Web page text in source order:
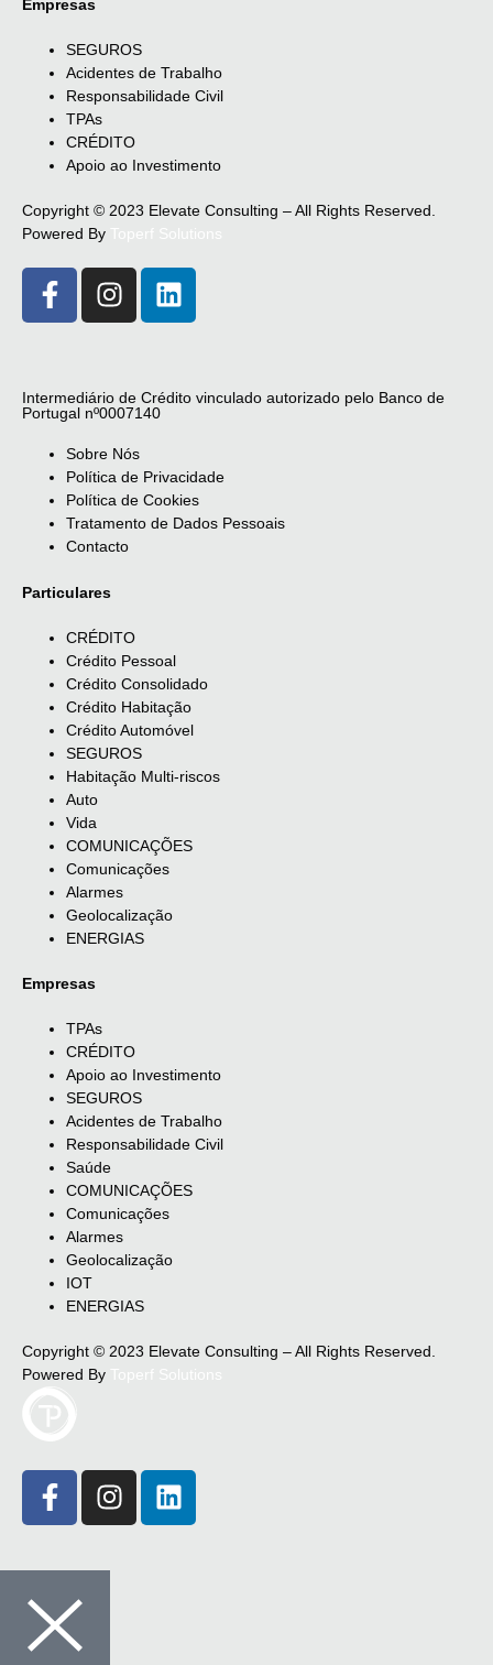
Empresas
SEGUROS
Acidentes de Trabalho
Responsabilidade Civil
TPAs
CRÉDITO
Apoio ao Investimento
Copyright © 2023 Elevate Consulting – All Rights Reserved.
Powered By
Intermediário de Crédito vinculado autorizado pelo Banco de
Portugal nº0007140
Sobre Nós
Política de Privacidade
Política de Cookies
Tratamento de Dados Pessoais
Contacto
Particulares
CRÉDITO
Crédito Pessoal
Crédito Consolidado
Crédito Habitação
Crédito Automóvel
SEGUROS
Habitação Multi-riscos
Auto
Vida
COMUNICAÇÕES
Comunicações
Alarmes
Geolocalização
ENERGIAS
Empresas
TPAs
CRÉDITO
Apoio ao Investimento
SEGUROS
Acidentes de Trabalho
Responsabilidade Civil
Saúde
COMUNICAÇÕES
Comunicações
Alarmes
Geolocalização
IOT
ENERGIAS
Copyright © 2023 Elevate Consulting – All Rights Reserved.
Powered By